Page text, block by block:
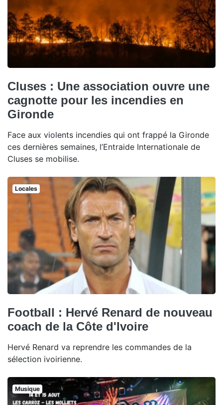
Cluses : Une association ouvre une
cagnotte pour les incendies en
Gironde
Face aux violents incendies qui ont frappé la Gironde
ces dernières semaines, l’Entraide Internationale de
Cluses se mobilise.
Locales
Football : Hervé Renard de nouveau
coach de la Côte d'Ivoire
Hervé Renard va reprendre les commandes de la
sélection ivoirienne.
Musique